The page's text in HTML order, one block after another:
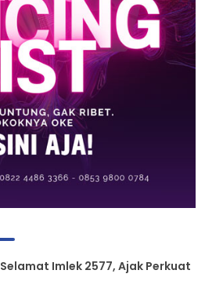
Imlek 2577, Ajak Perkuat